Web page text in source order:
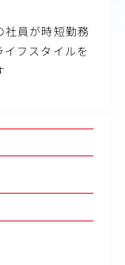
員が時短勤務
フスタイルを